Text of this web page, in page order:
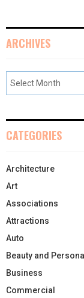
ARCHIVES
CATEGORIES
Architecture
Art
Associations
Attractions
Auto
Beauty and
Business
Commercial